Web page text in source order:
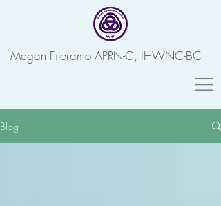
Megan Filoramo APRN-C, IHWNC-BC
Blog